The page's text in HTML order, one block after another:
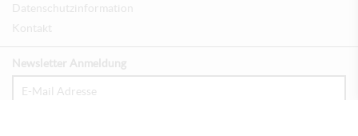
Datenschutzinformation
Kontakt
Newsletter Anmeldung